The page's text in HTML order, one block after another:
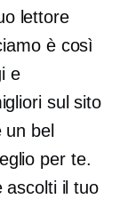
lettore
è così
e
sul sito
bel
per te.
ascolti il ​​tuo